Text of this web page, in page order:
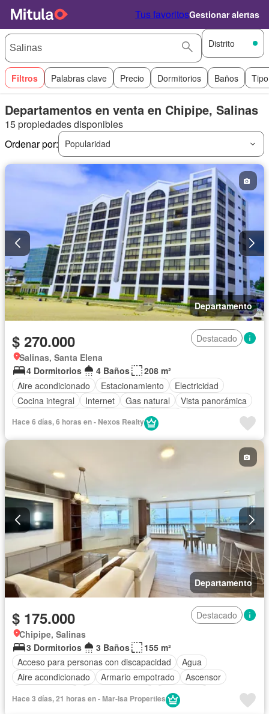
Tus favoritosGestionar alertas
Distrito
Filtros Palabras clave Precio Dormitorios Baños
Departamentos en venta en Chipipe, Salinas
15 propiedades disponibles
Ordenar por:
Popularidad
Departamento
$ 270.000
Destacado
Salinas, Santa Elena
4 Dormitorios
4 Baños
208 m²
Aire acondicionado
Estacionamiento
Electricidad
Cocina integral
Internet Gas natural
Vista panorámica
Sauna
Hace 6 días, 6 horas en - Nexos Realty
Departamento
$ 175.000
Destacado
Chipipe, Salinas
3 Dormitorios
3 Baños
155 m²
Acceso para personas con discapacidad
Agua
Aire acondicionado
Armario empotrado
Ascensor
Electricidad
Garita de guardianía
Hace 3 días, 21 horas en - Mar-Isa Properties